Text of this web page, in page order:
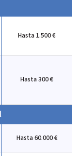
Hasta 1.500 €
Hasta 300 €
Hasta 60.000 €